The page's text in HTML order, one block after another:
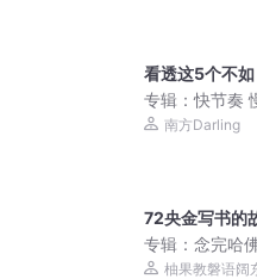
看透这5个不
专辑：快节奏
南方Darling
72央金写书的
专辑：念完哈
柚果教磐语阔